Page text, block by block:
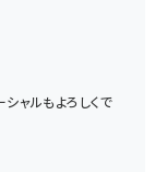
ャルもよろしくで